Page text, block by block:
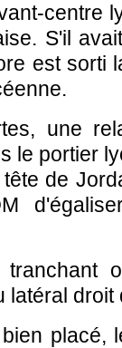
centre
S'il
est sorti
une
le portier
de
tranchant
latéral droit
placé,